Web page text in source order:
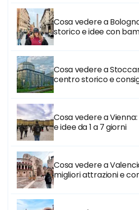
Cosa vedere a
storico e idee con
Cosa vedere a
centro storico e
Cosa vedere a
e idee da 1 a 7 giorni
Cosa vedere a
migliori attrazioni e